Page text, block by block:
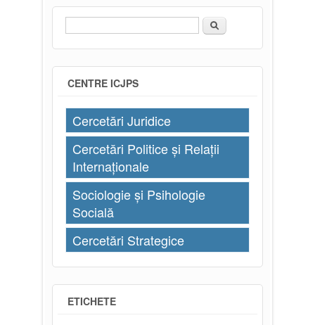
Formular de căutare
Căutare
CENTRE ICJPS
Cercetări Juridice
Cercetări Politice și Relații
Internaționale
Sociologie și Psihologie
Socială
Cercetări Strategice
ETICHETE